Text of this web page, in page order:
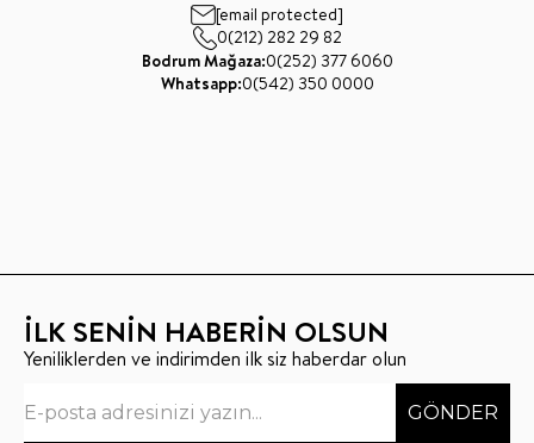
[email protected]
0(212) 282 29 82
Bodrum Mağaza:0(252) 377 6060
Whatsapp:0(542) 350 0000
İLK SENİN HABERİN OLSUN
Yeniliklerden ve indirimden ilk siz haberdar olun
GÖNDER